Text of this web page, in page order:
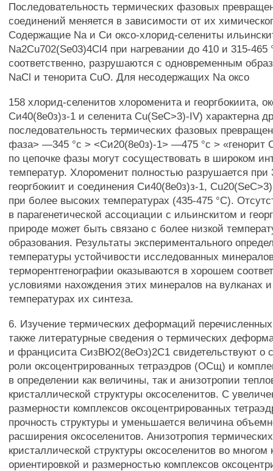
Последовательность термических фазовых
соединений меняется в зависимости от их
Содержащие Na и Си оксо-хлорид-селениты
Na2Cu702(Se03)4Cl4 при нагревании до 410 и 315-465
соответственно, разрушаются с одновременным
NaCl и тенорита CuO. Для несодержащих Na оксо
158 хлорид-селенитов хлороменита и георгбокиита,
Си40(8е0з)з-1 и селенита Cu(SeC>3)-IV) характерна
последовательность термических фазовых
фаза> —345 °с > <Си20(8е0з)-1> —475 °с > «генорит
по цепочке фазы могут сосуществовать в широком
температур. Хлороменит полностью разрушается при
георгбокиит и соединения Си40(8е0з)з-1,
при более высоких температурах (435-475 °С).
в парагенетической ассоциации с ильинскитом и
природе может быть связано с более низкой
образования. Результаты экспериментального
температуры устойчивости исследованных
терморентгенографии оказываются в хорошем
условиями нахождения этих минералов на вулканах
температурах их синтеза.
6. Изучение термических деформаций
также литературные сведения о термических
и францисита СизВЮ2(8еОз)2С1 свидетельствуют о
роли оксоцентрированных тетраэдров (ОСщ) и
в определении как величины, так и анизотропии
кристаллической структуры оксоселенитов. С
размерности комплексов оксоцентрированных
прочность структуры и уменьшается величина
расширения оксоселенитов. Анизотропия
кристаллической структуры оксоселенитов во многом
ориентировкой и размерностью комплексов